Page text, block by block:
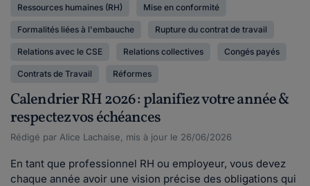
Ressources humaines (RH) Mise en conformité
Formalités liées à l'embauche Rupture du contrat de travail
Relations avec le CSE Relations collectives Congés payés
Contrats de Travail Réformes
Calendrier RH 2026 : planifiez votre année &
respectez vos échéances
Rédigé par Alice Lachaise, mis à jour le 26/06/2026
En tant que professionnel RH ou employeur, vous devez
chaque année avoir une vision précise des obligations qui